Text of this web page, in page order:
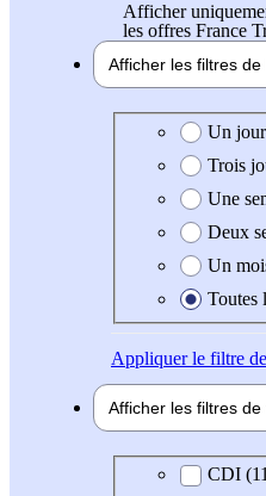
Afficher
les offres France
Afficher les filtres de
Date de création
Un jour
Trois
Une
Deux
Un
Toutes
Appliquerle filtre
Afficher les filtres de
Type de contrat
CDI